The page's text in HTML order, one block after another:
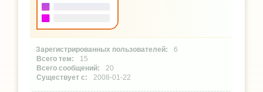
6
15
20
2008-01-22